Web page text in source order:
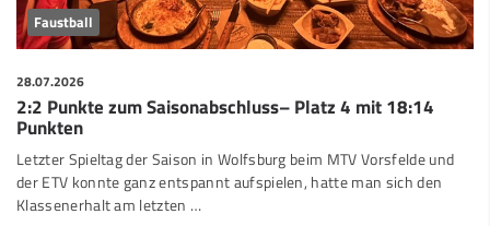
Faustball
28.07.2026
2:2 Punkte zum Saisonabschluss– Platz 4 mit 18:14
Punkten
Letzter Spieltag der Saison in Wolfsburg beim MTV Vorsfelde und
der ETV konnte ganz entspannt aufspielen, hatte man sich den
Klassenerhalt am letzten …